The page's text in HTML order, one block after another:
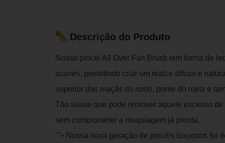
Descrição do Produto
Nosso pincel All Over Fan Brush tem forma de
suaves, permitindo criar um realce difuso e
superior das maçãs do rosto, ponte do nariz e
Tão suave que pode remover aquele excesso de
sem comprometer a maquiagem já pronta.
""• Nossa nova geração de pincéis luxuosos foi